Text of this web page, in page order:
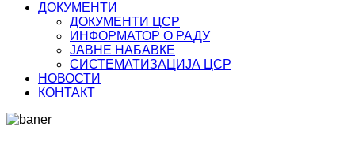
ДОКУМЕНТИ
ДОКУМЕНТИ ЦСР
ИНФОРМАТОР О РАДУ
ЈАВНЕ НАБАВКЕ
СИСТЕМАТИЗАЦИЈА ЦСР
НОВОСТИ
КОНТАКТ